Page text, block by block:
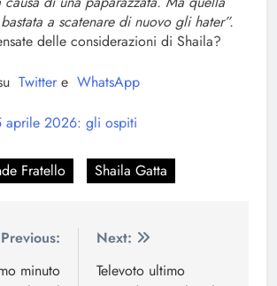
a scatenare di nuovo gli hater”.
delle considerazioni di Shaila?
Twitter e WhatsApp
aprile 2026: gli ospiti
Fratello Shaila Gatta
Previous:
minuto
Next:
Televoto ultimo